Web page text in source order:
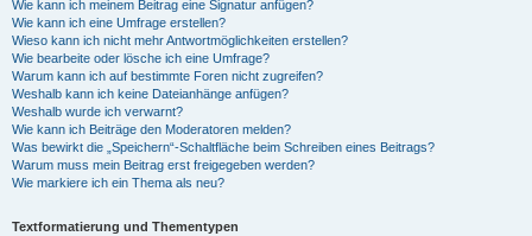
Wie kann ich meinem Beitrag eine Signatur anfügen?
Wie kann ich eine Umfrage erstellen?
Wieso kann ich nicht mehr Antwortmöglichkeiten erstellen?
Wie bearbeite oder lösche ich eine Umfrage?
Warum kann ich auf bestimmte Foren nicht zugreifen?
Weshalb kann ich keine Dateianhänge anfügen?
Weshalb wurde ich verwarnt?
Wie kann ich Beiträge den Moderatoren melden?
Was bewirkt die „Speichern“-Schaltfläche beim Schreiben eines Beitrags?
Warum muss mein Beitrag erst freigegeben werden?
Wie markiere ich ein Thema als neu?
Textformatierung und Thementypen